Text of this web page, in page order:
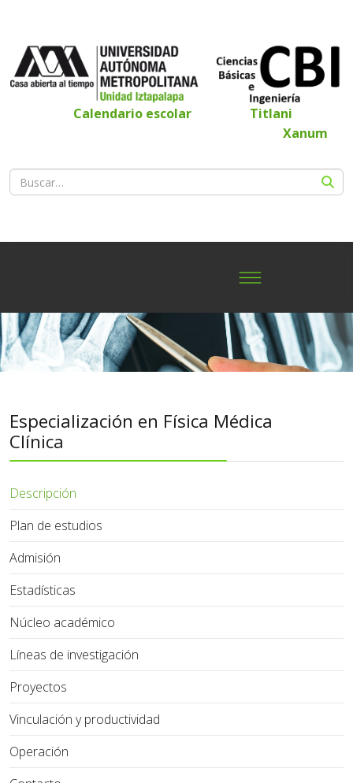
Calendario escolar
Titlani
Xanum
Especialización en Física Médica
Clínica
Descripción
Plan de estudios
Admisión
Estadísticas
Núcleo académico
Líneas de investigación
Proyectos
Vinculación y productividad
Operación